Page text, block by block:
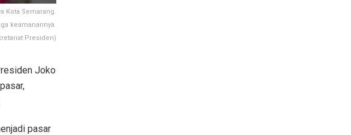
Kota Semarang.
keamanannya.
Presiden)
Joko
pasar